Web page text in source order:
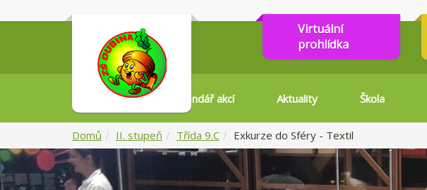
Virtuální
prohlídka
Kalendář akcí
Aktuality Škola
Domů II. stupeň Třída 9.C Exkurze do Sféry - Textil